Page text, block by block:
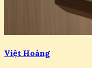
Việt Hoàng